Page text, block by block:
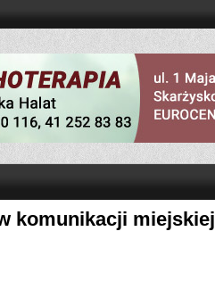
komunikacji miejskiej